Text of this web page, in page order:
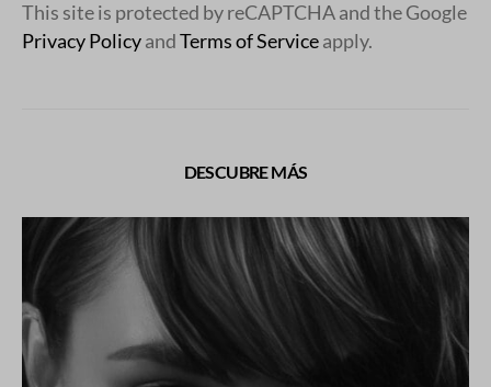
This site is protected by reCAPTCHA and the Google
Privacy PolicyandTerms of Serviceapply.
DESCUBRE MÁS